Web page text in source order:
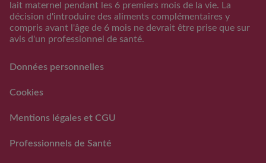
S'inscrire/S'identifier
Support
FAQs
LAITS INFANTILES
FAQ rappels volontaires
lait maternel pendant les 6 premiers mois de la vie. La
décision d'introduire des aliments complémentaires y
compris avant l'âge de 6 mois ne devrait être prise que sur
avis d'un professionnel de santé.
Données personnelles
Cookies
Mentions légales et CGU
Professionnels de Santé